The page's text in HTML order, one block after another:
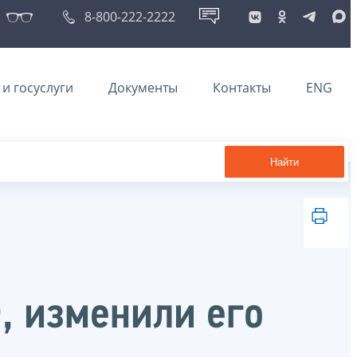
8-800-222-2222
госуслуги Документы Контакты ENG
Найти
изменили его